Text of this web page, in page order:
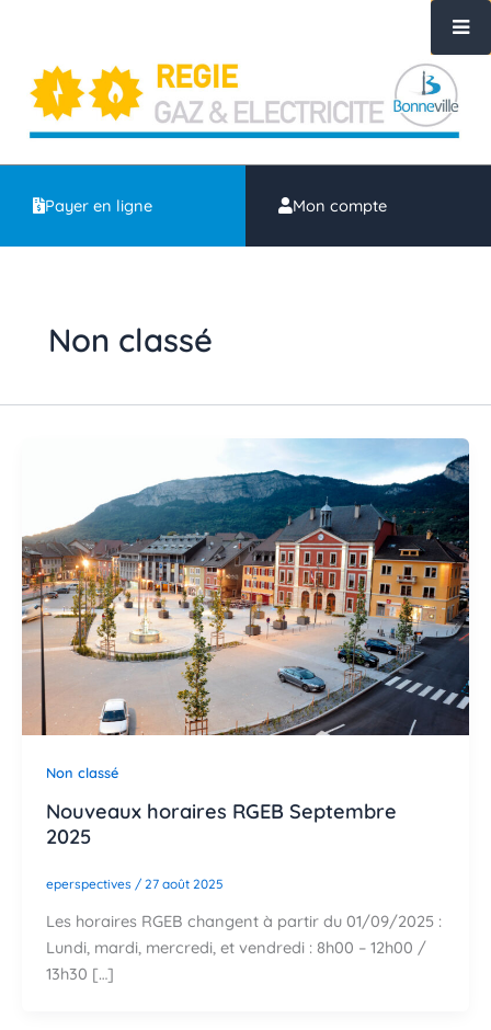
contenu
Payer en ligne Mon compte
Non classé
Non classé
Nouveaux horaires RGEB Septembre
2025
eperspectives / 27 août 2025
Les horaires RGEB changent à partir du 01/09/2025 :
Lundi, mardi, mercredi, et vendredi : 8h00 – 12h00 /
13h30 […]